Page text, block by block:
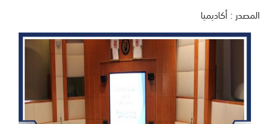
المصدر : أكاديميا